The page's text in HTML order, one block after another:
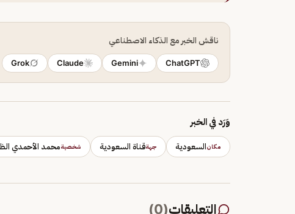
ناقش الخبر مع الذكاء الاصطناعي
ChatGPT
Gemini
Claude
Grok
وَرَد في الخبر
مكانالسعودية جهةقناة السعودية شخصيةمحمد الأحمدي
التعليقات(
0
)